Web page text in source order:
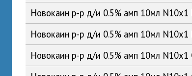
Новокаин р-р д/и 0.5% амп 10мл
Новокаин р-р д/и 0.5% амп 10мл
Новокаин р-р д/и 0.5% амп 10мл